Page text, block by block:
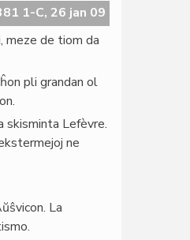
1-C, 26 jan 09
meze de tiom da
pli grandan ol
skisminta Lefèvre.
ne
La